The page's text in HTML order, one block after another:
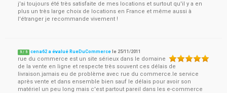
j'ai toujours été très satisfaite de mes locations et surtout qu'il y a en
plus un très large choix de locations en France et même aussi à
l'étranger je recommande vivement !
5 / 5 cena62 a évalué RueDuCommerce le 25/11/2011
rue du commerce est un site sérieux dans le domaine
de la vente en ligne et respecte très souvent ces délais de
livraison.jamais eu de problème avec rue du commerce.le service
après vente et dans ensemble bien sauf le délais pour avoir son
matériel un peu long mais c'est partout pareil dans les e-commerce